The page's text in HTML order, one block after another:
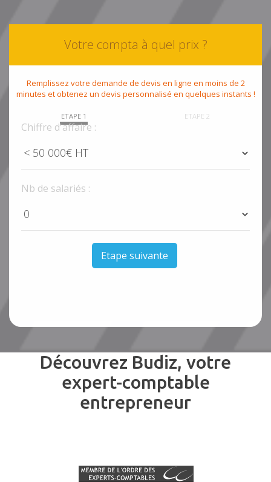
Votre compta à quel prix ?
Remplissez votre demande de devis en ligne en moins de 2
minutes et obtenez un devis personnalisé en quelques instants !
ETAPE 1 ETAPE 2
Chiffre d'affaire :
Nb de salariés :
Etape suivante
Découvrez Budiz, votre
expert-comptable
entrepreneur